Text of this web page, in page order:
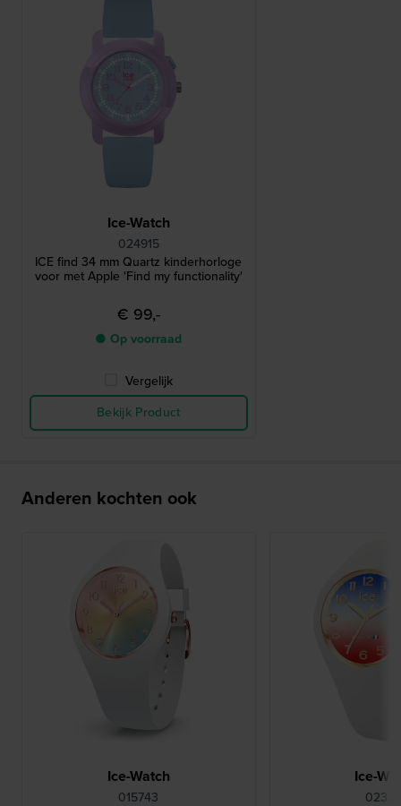
Ice-Watch
024915
ICE find 34 mm Quartz kinderhorloge
voor met Apple 'Find my functionality'
€ 99,-
● Op voorraad
Vergelijk
Bekijk Product
Anderen kochten ook
Ice-Watch
015743
Ice-